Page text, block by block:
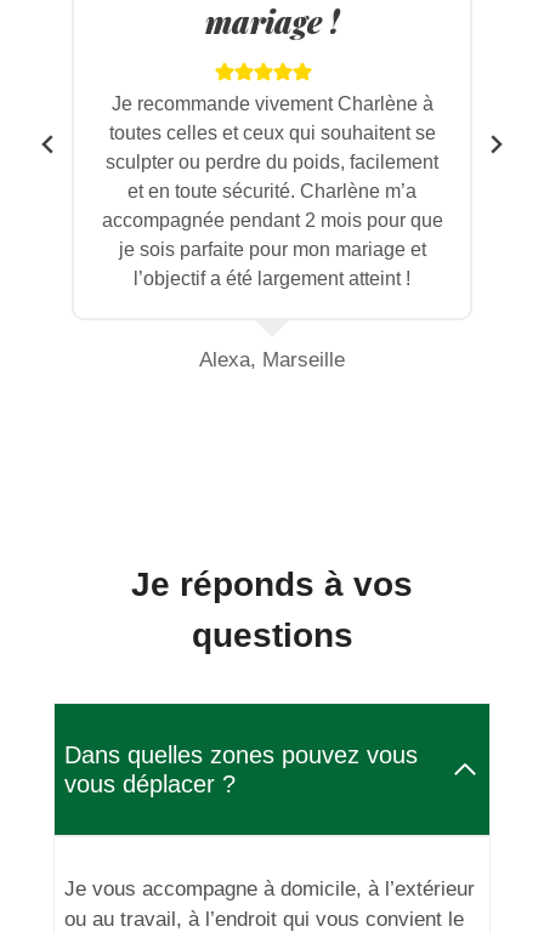
mariage !
Je recommande vivement Charlène à
toutes celles et ceux qui souhaitent se
sculpter ou perdre du poids, facilement
et en toute sécurité. Charlène m’a
accompagnée pendant 2 mois pour que
je sois parfaite pour mon mariage et
l’objectif a été largement atteint !
Alexa, Marseille
Je réponds à vos
questions
Dans quelles zones pouvez vous
vous déplacer ?
Je vous accompagne à domicile, à l’extérieur
ou au travail, à l’endroit qui vous convient le